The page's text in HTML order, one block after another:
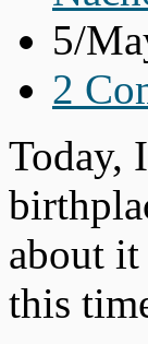
5/
2
Today,
about
this